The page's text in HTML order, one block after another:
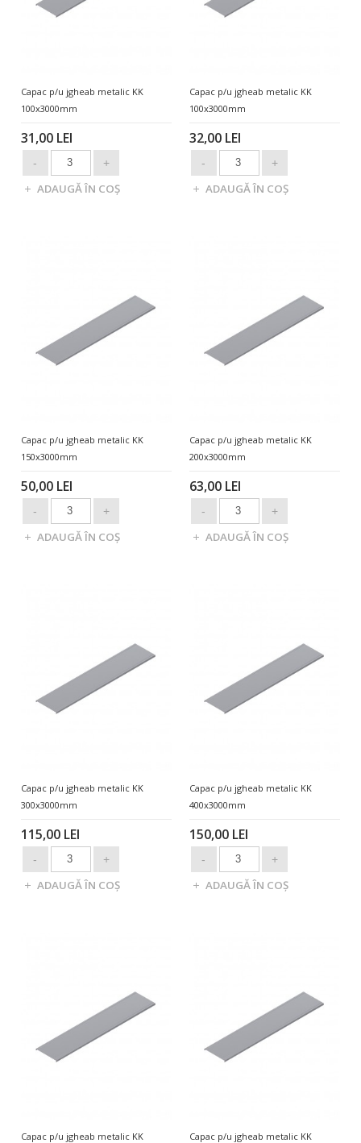
Capac p/u jgheab metalic KK
100x3000mm
31,00 LEI
Capac p/u jgheab metalic KK
100x3000mm
32,00 LEI
Capac p/u jgheab metalic KK
150x3000mm
50,00 LEI
Capac p/u jgheab metalic KK
200x3000mm
63,00 LEI
Capac p/u jgheab metalic KK
300x3000mm
115,00 LEI
Capac p/u jgheab metalic KK
400x3000mm
150,00 LEI
Capac p/u jgheab metalic KK
Capac p/u jgheab metalic KK